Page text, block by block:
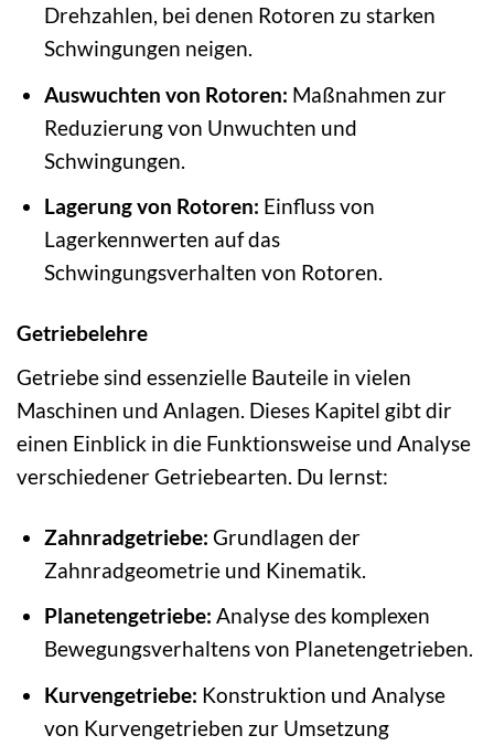
Drehzahlen, bei denen Rotoren zu starken
Schwingungen neigen.
Auswuchten von Rotoren: Maßnahmen zur
Reduzierung von Unwuchten und
Schwingungen.
Lagerung von Rotoren: Einfluss von
Lagerkennwerten auf das
Schwingungsverhalten von Rotoren.
Getriebelehre
Getriebe sind essenzielle Bauteile in vielen
Maschinen und Anlagen. Dieses Kapitel gibt dir
einen Einblick in die Funktionsweise und Analyse
verschiedener Getriebearten. Du lernst:
Zahnradgetriebe: Grundlagen der
Zahnradgeometrie und Kinematik.
Planetengetriebe: Analyse des komplexen
Bewegungsverhaltens von Planetengetrieben.
Kurvengetriebe: Konstruktion und Analyse
von Kurvengetrieben zur Umsetzung